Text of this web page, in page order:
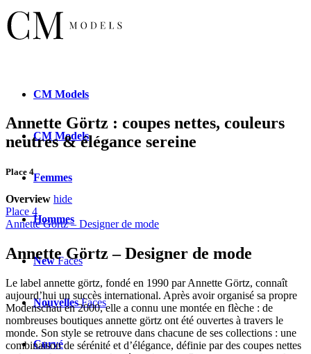
CM Models
CM Models
Femmes
Hommes
NewFaces
NouvellesFaces
Curvé
Annette Görtz : coupes nettes, couleurs
neutres & élégance sereine
Place 4
Overview hide
Place 4
Annette Görtz – Designer de mode
Annette Görtz – Designer de mode
Le label annette görtz, fondé en 1990 par Annette Görtz, connaît
aujourd’hui un succès international. Après avoir organisé sa propre
Modenschau en 2000, elle a connu une montée en flèche : de
nombreuses boutiques annette görtz ont été ouvertes à travers le
monde. Son style se retrouve dans chacune de ses collections : une
combinaison de sérénité et d’élégance, définie par des coupes nettes